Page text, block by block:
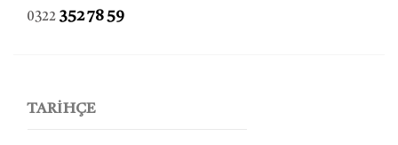
0322 352 78 59
TARİHÇE